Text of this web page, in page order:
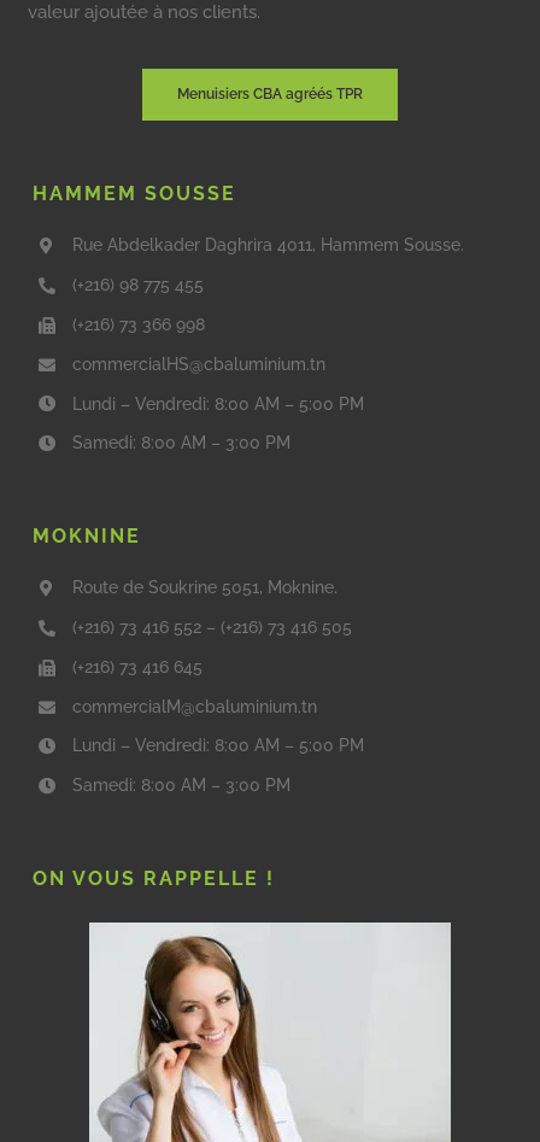
valeur ajoutée à nos clients.
Menuisiers CBA agréés TPR
HAMMEM SOUSSE
Rue Abdelkader Daghrira 4011, Hammem Sousse.
(+216) 98 775 455
(+216) 73 366 998
commercialHS@cbaluminium.tn
Lundi – Vendredi: 8:00 AM – 5:00 PM
Samedi: 8:00 AM – 3:00 PM
MOKNINE
Route de Soukrine 5051, Moknine.
(+216) 73 416 552 – (+216) 73 416 505
(+216) 73 416 645
commercialM@cbaluminium.tn
Lundi – Vendredi: 8:00 AM – 5:00 PM
Samedi: 8:00 AM – 3:00 PM
ON VOUS RAPPELLE !